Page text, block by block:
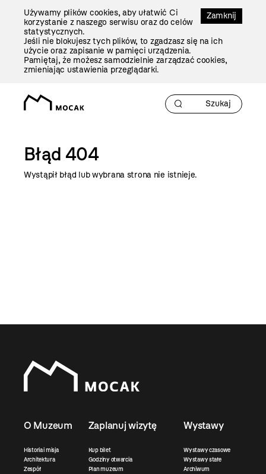
Zamknij
Używamy plików cookies, aby ułatwić Ci
korzystanie z naszego serwisu oraz do celów
statystycznych.
Jeśli nie blokujesz tych plików, to zgadzasz się na ich
użycie oraz zapisanie w pamięci urządzenia.
Pamiętaj, że możesz samodzielnie zarządzać cookies,
zmieniając ustawienia przeglądarki.
Błąd 404
Wystąpił błąd lub wybrana strona nie istnieje.
O Muzeum
Historia i misja
Architektura
Zespół
Zaplanuj wizytę
Kup bilet
Godziny otwarcia
Plan muzeum
Wystawy
Wystawy czasowe
Wystawy stałe
Archiwum